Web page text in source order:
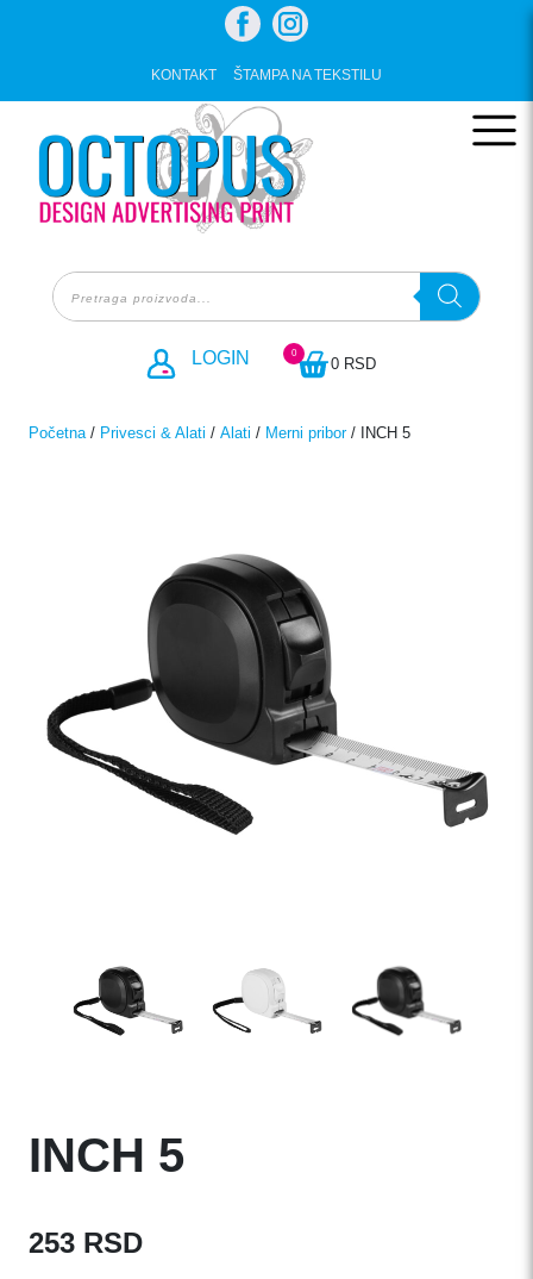
KONTAKT ŠTAMPA NA TEKSTILU
Products
search
LOGIN
0 RSD
0
Početna / Privesci & Alati / Alati / Merni pribor/ INCH 5
INCH 5
253 RSD